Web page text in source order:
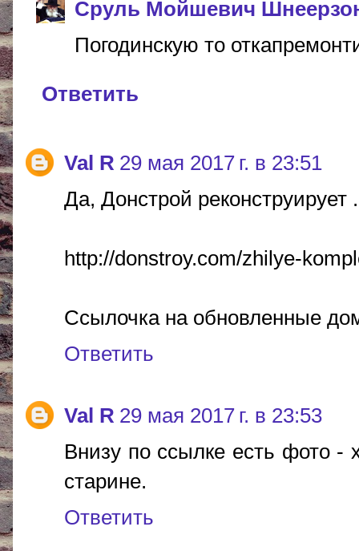
Сруль Мойшевич
Погодинскую то
Ответить
Val R 29 мая 2017 г. в 23:51
Да, Донстрой реконструирует
http://donstroy.com/zhilye-
Ссылочка на обновленные
Ответить
Val R 29 мая 2017 г. в 23:53
Внизу по ссылке есть фото -
старине.
Ответить